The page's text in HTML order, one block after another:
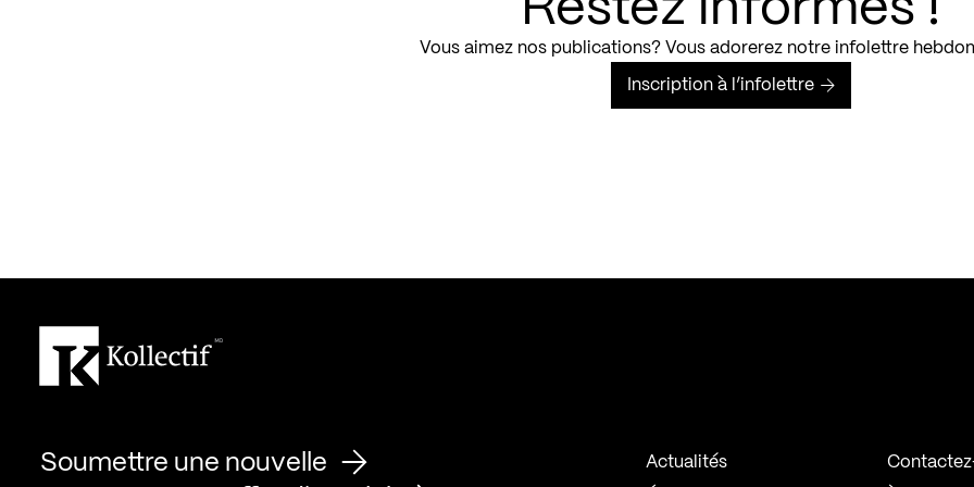
Vous aimez nos publications? Vous adorerez notre infolettre
Inscription à l’infolettre
Soumettre une nouvelle
Actualités